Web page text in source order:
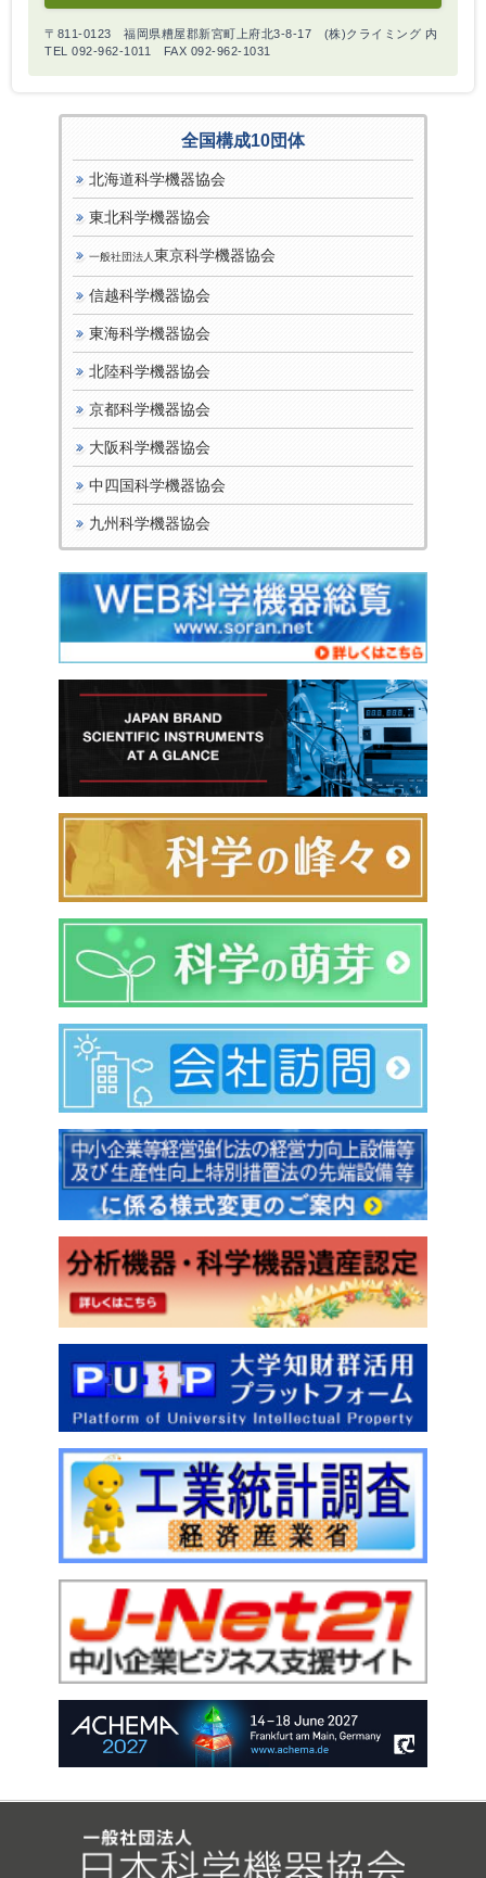
〒811-0123 福岡県糟屋郡新宮町上府北3-8-17 (株)クライミング 内
TEL 092-962-1011 FAX 092-962-1031
全国構成10団体
北海道科学機器協会
東北科学機器協会
一般社団法人 東京科学機器協会
信越科学機器協会
東海科学機器協会
北陸科学機器協会
京都科学機器協会
大阪科学機器協会
中四国科学機器協会
九州科学機器協会